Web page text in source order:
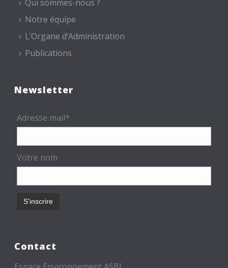
Qui sommes-nous ?
Notre équipe
L’Organe d’Administration
Publications
Newsletter
Adresse mail*
Votre nom
Contact